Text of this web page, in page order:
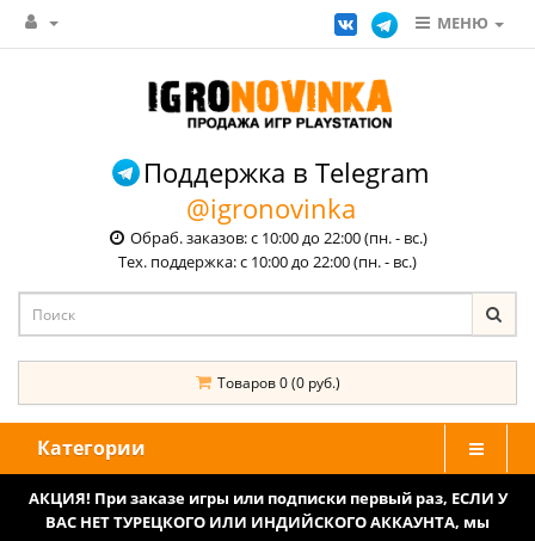
МЕНЮ
Поддержка в Telegram
@igronovinka
Обраб. заказов: с 10:00 до 22:00 (пн. - вс.)
Тех. поддержка: с 10:00 до 22:00 (пн. - вс.)
Товаров 0 (0 руб.)
Категории
АКЦИЯ! При заказе игры или подписки первый раз, ЕСЛИ У
ВАС НЕТ ТУРЕЦКОГО ИЛИ ИНДИЙСКОГО АККАУНТА, мы